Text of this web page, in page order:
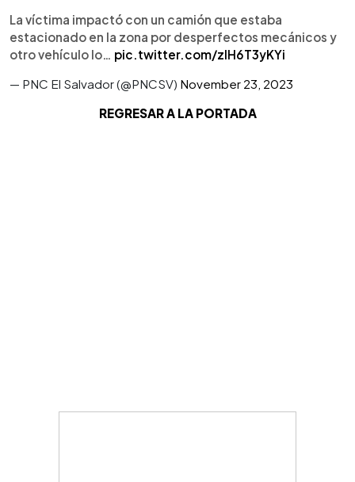
La víctima impactó con un camión que estaba
estacionado en la zona por desperfectos mecánicos y
otro vehículo lo… pic.twitter.com/zIH6T3yKYi
— PNC El Salvador (@PNCSV) November 23, 2023
REGRESAR A LA PORTADA